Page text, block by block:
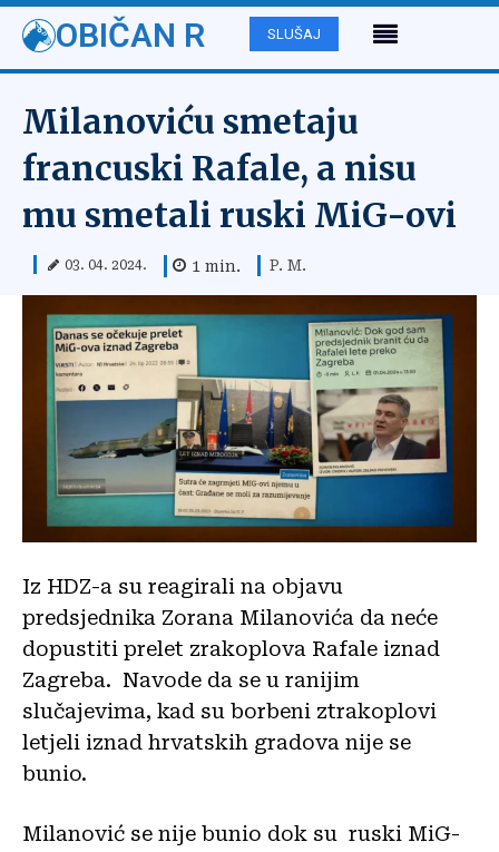
OBIČAN R SLUŠAJ
Milanoviću smetaju
francuski Rafale, a nisu
mu smetali ruski MiG-ovi
03. 04. 2024. 1 min. P. M.
Iz HDZ-a su reagirali na objavu
predsjednika Zorana Milanovića da neće
dopustiti prelet zrakoplova Rafale iznad
Zagreba. Navode da se u ranijim
slučajevima, kad su borbeni ztrakoplovi
letjeli iznad hrvatskih gradova nije se
bunio.
Milanović se nije bunio dok su ruski MiG-